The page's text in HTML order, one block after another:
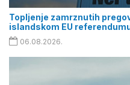
Topljenje zamrznutih
islandskom EU
06.08.2026.